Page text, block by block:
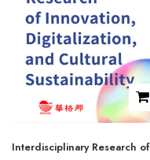
Interdisciplinary Research of